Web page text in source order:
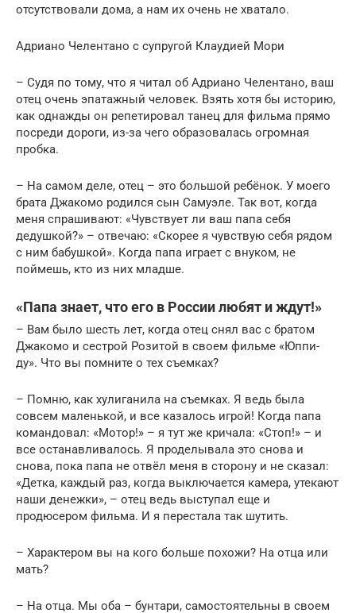
отсутствовали дома, а нам их очень не хватало.
Адриано Челентано с супругой Клаудией Мори
– Судя по тому, что я читал об Адриано Челентано, ваш
отец очень эпатажный человек. Взять хотя бы историю,
как однажды он репетировал танец для фильма прямо
посреди дороги, из-за чего образовалась огромная
пробка.
– На самом деле, отец – это большой ребёнок. У моего
брата Джакомо родился сын Самуэле. Так вот, когда
меня спрашивают: «Чувствует ли ваш папа себя
дедушкой?» – отвечаю: «Скорее я чувствую себя рядом
с ним бабушкой». Когда папа играет с внуком, не
поймешь, кто из них младше.
«Папа знает, что его в России любят и ждут!»
– Вам было шесть лет, когда отец снял вас с братом
Джакомо и сестрой Розитой в своем фильме «Юппи-
ду». Что вы помните о тех съемках?
– Помню, как хулиганила на съемках. Я ведь была
совсем маленькой, и все казалось игрой! Когда папа
командовал: «Мотор!» – я тут же кричала: «Стоп!» – и
все останавливалось. Я проделывала это снова и
снова, пока папа не отвёл меня в сторону и не сказал:
«Детка, каждый раз, когда выключается камера, утекают
наши денежки», – отец ведь выступал еще и
продюсером фильма. И я перестала так шутить.
– Характером вы на кого больше похожи? На отца или
мать?
– На отца. Мы оба – бунтари, самостоятельны в своем